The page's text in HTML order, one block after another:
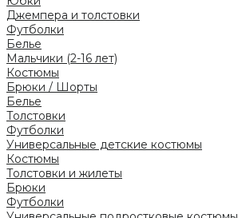
Джемпера и толстовки
Футболки
Белье
Мальчики (2-16 лет)
Костюмы
Брюки / Шорты
Белье
Толстовки
Футболки
Универсальные детские костюмы
Костюмы
Толстовки и жилеты
Брюки
Футболки